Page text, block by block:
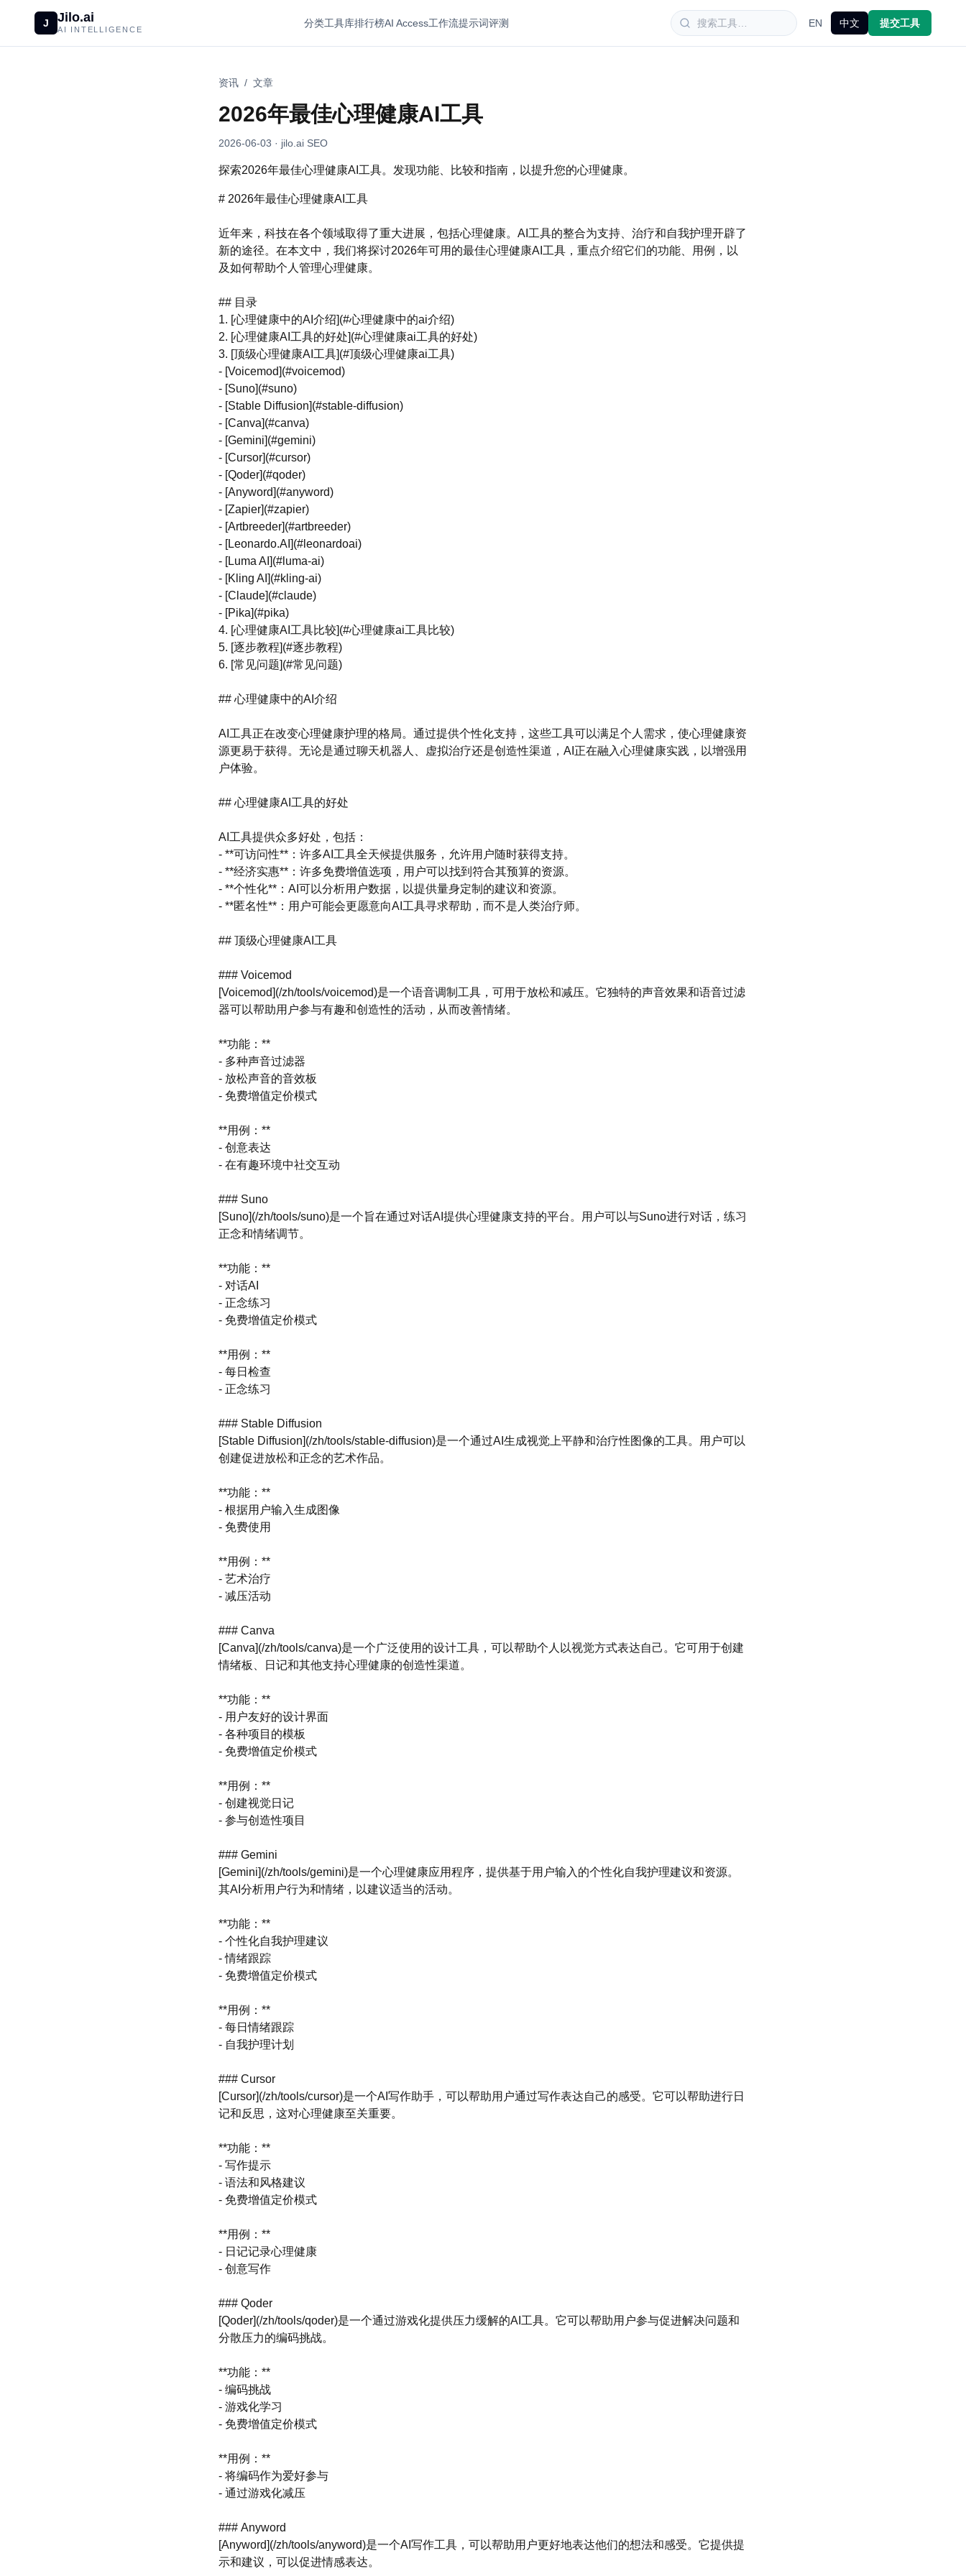
J Jilo.ai
AI INTELLIGENCE
分类工具库排行榜AI Access工作流提示词评测 EN 中文 提交工具
资讯 / 文章
2026年最佳心理健康AI工具
2026-06-03 · jilo.ai SEO
探索2026年最佳心理健康AI工具。发现功能、比较和指南，以提升您的心理健康。
# 2026年最佳心理健康AI工具
近年来，科技在各个领域取得了重大进展，包括心理健康。AI工具的整合为支持、治疗和自我护理开辟了
新的途径。在本文中，我们将探讨2026年可用的最佳心理健康AI工具，重点介绍它们的功能、用例，以
及如何帮助个人管理心理健康。
## 目录
1. [心理健康中的AI介绍](#心理健康中的ai介绍)
2. [心理健康AI工具的好处](#心理健康ai工具的好处)
3. [顶级心理健康AI工具](#顶级心理健康ai工具)
- [Voicemod](#voicemod)
- [Suno](#suno)
- [Stable Diffusion](#stable-diffusion)
- [Canva](#canva)
- [Gemini](#gemini)
- [Cursor](#cursor)
- [Qoder](#qoder)
- [Anyword](#anyword)
- [Zapier](#zapier)
- [Artbreeder](#artbreeder)
- [Leonardo.AI](#leonardoai)
- [Luma AI](#luma-ai)
- [Kling AI](#kling-ai)
- [Claude](#claude)
- [Pika](#pika)
4. [心理健康AI工具比较](#心理健康ai工具比较)
5. [逐步教程](#逐步教程)
6. [常见问题](#常见问题)
## 心理健康中的AI介绍
AI工具正在改变心理健康护理的格局。通过提供个性化支持，这些工具可以满足个人需求，使心理健康资
源更易于获得。无论是通过聊天机器人、虚拟治疗还是创造性渠道，AI正在融入心理健康实践，以增强用
户体验。
## 心理健康AI工具的好处
AI工具提供众多好处，包括：
- **可访问性**：许多AI工具全天候提供服务，允许用户随时获得支持。
- **经济实惠**：许多免费增值选项，用户可以找到符合其预算的资源。
- **个性化**：AI可以分析用户数据，以提供量身定制的建议和资源。
- **匿名性**：用户可能会更愿意向AI工具寻求帮助，而不是人类治疗师。
## 顶级心理健康AI工具
### Voicemod
[Voicemod](/zh/tools/voicemod)是一个语音调制工具，可用于放松和减压。它独特的声音效果和语音过滤
器可以帮助用户参与有趣和创造性的活动，从而改善情绪。
**功能：**
- 多种声音过滤器
- 放松声音的音效板
- 免费增值定价模式
**用例：**
- 创意表达
- 在有趣环境中社交互动
### Suno
[Suno](/zh/tools/suno)是一个旨在通过对话AI提供心理健康支持的平台。用户可以与Suno进行对话，练习
正念和情绪调节。
**功能：**
- 对话AI
- 正念练习
- 免费增值定价模式
**用例：**
- 每日检查
- 正念练习
### Stable Diffusion
[Stable Diffusion](/zh/tools/stable-diffusion)是一个通过AI生成视觉上平静和治疗性图像的工具。用户可以
创建促进放松和正念的艺术作品。
**功能：**
- 根据用户输入生成图像
- 免费使用
**用例：**
- 艺术治疗
- 减压活动
### Canva
[Canva](/zh/tools/canva)是一个广泛使用的设计工具，可以帮助个人以视觉方式表达自己。它可用于创建
情绪板、日记和其他支持心理健康的创造性渠道。
**功能：**
- 用户友好的设计界面
- 各种项目的模板
- 免费增值定价模式
**用例：**
- 创建视觉日记
- 参与创造性项目
### Gemini
[Gemini](/zh/tools/gemini)是一个心理健康应用程序，提供基于用户输入的个性化自我护理建议和资源。
其AI分析用户行为和情绪，以建议适当的活动。
**功能：**
- 个性化自我护理建议
- 情绪跟踪
- 免费增值定价模式
**用例：**
- 每日情绪跟踪
- 自我护理计划
### Cursor
[Cursor](/zh/tools/cursor)是一个AI写作助手，可以帮助用户通过写作表达自己的感受。它可以帮助进行日
记和反思，这对心理健康至关重要。
**功能：**
- 写作提示
- 语法和风格建议
- 免费增值定价模式
**用例：**
- 日记记录心理健康
- 创意写作
### Qoder
[Qoder](/zh/tools/qoder)是一个通过游戏化提供压力缓解的AI工具。它可以帮助用户参与促进解决问题和
分散压力的编码挑战。
**功能：**
- 编码挑战
- 游戏化学习
- 免费增值定价模式
**用例：**
- 将编码作为爱好参与
- 通过游戏化减压
### Anyword
[Anyword](/zh/tools/anyword)是一个AI写作工具，可以帮助用户更好地表达他们的想法和感受。它提供提
示和建议，可以促进情感表达。